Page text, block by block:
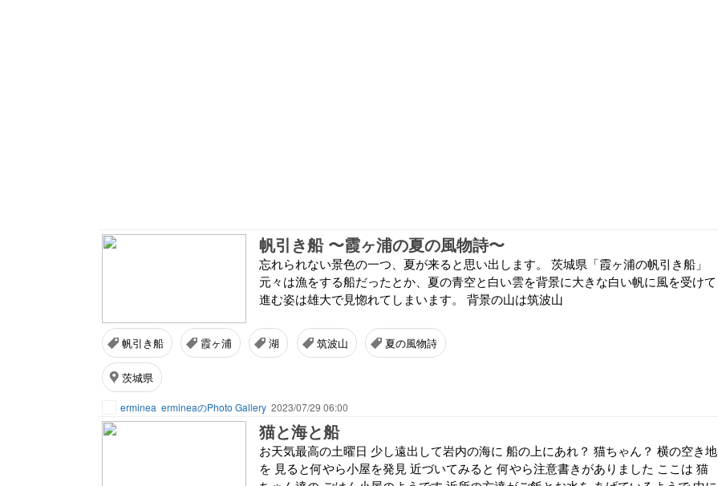
帆引き船 〜霞ヶ浦の夏の風物詩〜
忘れられない景色の一つ、夏が来ると思い出します。 茨城県「霞ヶ浦の帆引き船」
元々は漁をする船だったとか、夏の青空と白い雲を背景に大きな白い帆に風を受けて
進む姿は雄大で見惚れてしまいます。 背景の山は筑波山
帆引き船 霞ヶ浦 湖 筑波山 夏の風物詩
茨城県
erminea ermineaのPhoto Gallery 2023/07/29 06:00
猫と海と船
お天気最高の土曜日 少し遠出して岩内の海に 船の上にあれ？ 猫ちゃん？ 横の空き地
を 見ると何やら小屋を発見 近づいてみると 何やら注意書きがありました ここは 猫